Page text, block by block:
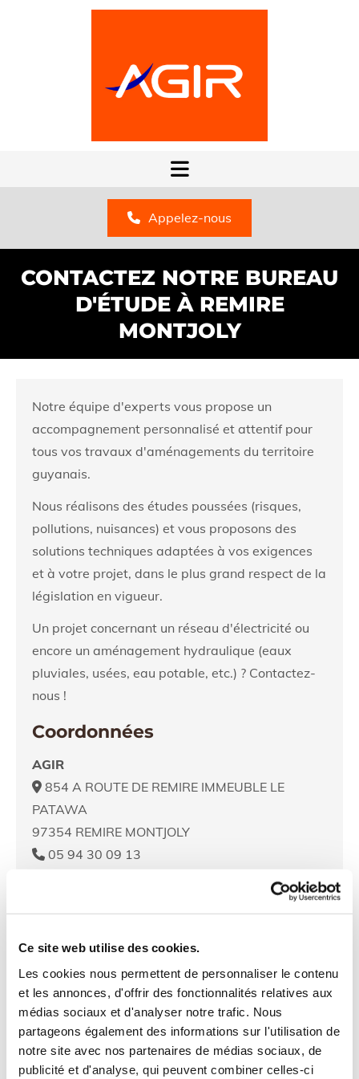
Ce site web utilise des cookies.
Les cookies nous permettent de personnaliser le contenu
et les annonces, d'offrir des fonctionnalités relatives aux
médias sociaux et d'analyser notre trafic. Nous
partageons également des informations sur l'utilisation de
notre site avec nos partenaires de médias sociaux, de
publicité et d'analyse, qui peuvent combiner celles-ci
Appelez-nous
CONTACTEZ NOTRE BUREAU
D'ÉTUDE À REMIRE
MONTJOLY
Notre équipe d'experts vous propose un
accompagnement personnalisé et attentif pour
tous vos travaux d'aménagements du territoire
guyanais.
Nous réalisons des études poussées (risques,
pollutions, nuisances) et vous proposons des
solutions techniques adaptées à vos exigences
et à votre projet, dans le plus grand respect de la
législation en vigueur.
Un projet concernant un réseau d'électricité ou
encore un aménagement hydraulique (eaux
pluviales, usées, eau potable, etc.) ? Contactez-
nous !
Coordonnées
AGIR
 854 A ROUTE DE REMIRE IMMEUBLE LE
PATAWA
97354 REMIRE MONTJOLY
 05 94 30 09 13
Horaires d'ouverture
Lundi - Jeudi
Vendredi
07:30 - 12:00
Contactez-nous
Nom et Prénom*